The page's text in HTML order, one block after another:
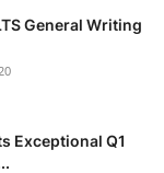
General Writing
Exceptional Q1